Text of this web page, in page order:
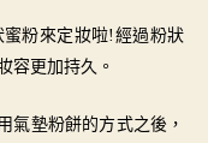
粉來定妝啦!經過粉狀
容更加持久。
氣墊粉餅的方式之後，